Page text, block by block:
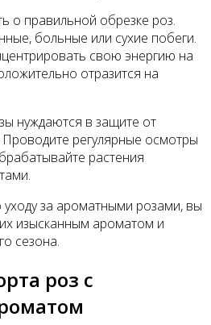
о правильной обрезке роз.
больные или сухие побеги.
свою энергию на
отразится на
нуждаются в защите от
регулярные осмотры
растения
за ароматными розами, вы
изысканным ароматом и
сезона.
роз с